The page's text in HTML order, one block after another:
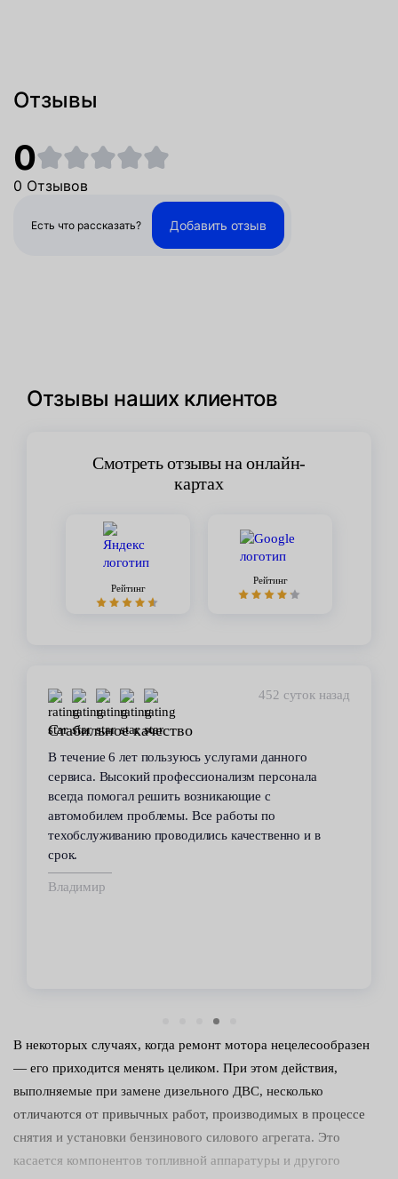
Отзывы
0
0 Отзывов
Есть что рассказать? Добавить отзыв
Отзывы наших клиентов
Смотреть отзывы на онлайн-
картах
Рейтинг
Рейтинг
452 суток назад
Стабильное качество
В течение 6 лет пользуюсь услугами данного
сервиса. Высокий профессионализм персонала
всегда помогал решить возникающие с
автомобилем проблемы. Все работы по
техобслуживанию проводились качественно и в
срок.
Владимир
В некоторых случаях, когда ремонт мотора нецелесообразен
— его приходится менять целиком. При этом действия,
выполняемые при замене дизельного ДВС, несколько
отличаются от привычных работ, производимых в процессе
снятия и установки бензинового силового агрегата. Это
касается компонентов топливной аппаратуры и другого